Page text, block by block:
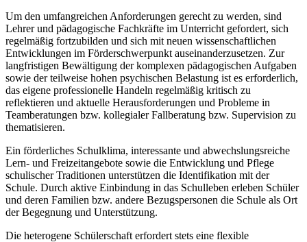
Um den umfangreichen Anforderungen gerecht zu werden, sind
Lehrer und pädagogische Fachkräfte im Unterricht gefordert, sich
regelmäßig fortzubilden und sich mit neuen wissenschaftlichen
Entwicklungen im Förderschwerpunkt auseinanderzusetzen. Zur
langfristigen Bewältigung der komplexen pädagogischen Aufgaben
sowie der teilweise hohen psychischen Belastung ist es erforderlich,
das eigene professionelle Handeln regelmäßig kritisch zu
reflektieren und aktuelle Herausforderungen und Probleme in
Teamberatungen bzw. kollegialer Fallberatung bzw. Supervision zu
thematisieren.
Ein förderliches Schulklima, interessante und abwechslungsreiche
Lern- und Freizeitangebote sowie die Entwicklung und Pflege
schulischer Traditionen unterstützen die Identifikation mit der
Schule. Durch aktive Einbindung in das Schulleben erleben Schüler
und deren Familien bzw. andere Bezugspersonen die Schule als Ort
der Begegnung und Unterstützung.
Die heterogene Schülerschaft erfordert stets eine flexible